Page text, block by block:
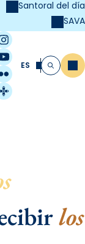
Santoral del día
SAVA
Estel
ES Buscar
los